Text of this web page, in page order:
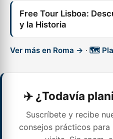
Free Tour Lisboa:
y la Historia
Ver más en Roma → · 🗺️
✈️ ¿Todavía
Suscríbete y recibe
consejos prácticos